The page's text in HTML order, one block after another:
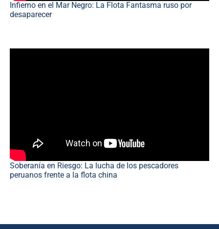
Infierno en el Mar Negro: La Flota Fantasma ruso por
desaparecer
Soberanía en Riesgo: La lucha de los pescadores
peruanos frente a la flota china